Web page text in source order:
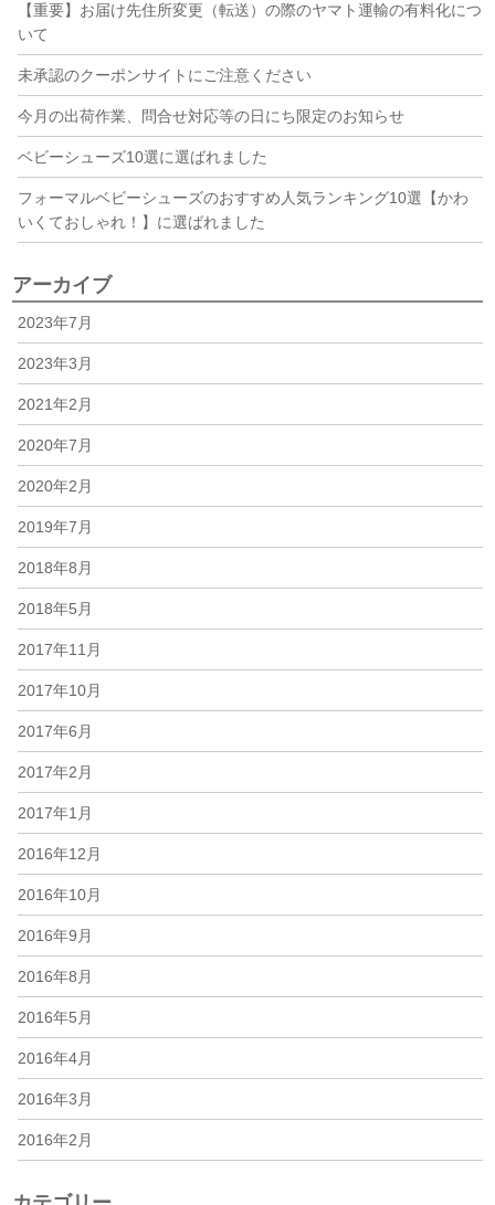
【重要】お届け先住所変更（転送）の際のヤマト運輸の有料化につ
いて
未承認のクーポンサイトにご注意ください
今月の出荷作業、問合せ対応等の日にち限定のお知らせ
ベビーシューズ10選に選ばれました
フォーマルベビーシューズのおすすめ人気ランキング10選【かわ
いくておしゃれ！】に選ばれました
アーカイブ
2023年7月
2023年3月
2021年2月
2020年7月
2020年2月
2019年7月
2018年8月
2018年5月
2017年11月
2017年10月
2017年6月
2017年2月
2017年1月
2016年12月
2016年10月
2016年9月
2016年8月
2016年5月
2016年4月
2016年3月
2016年2月